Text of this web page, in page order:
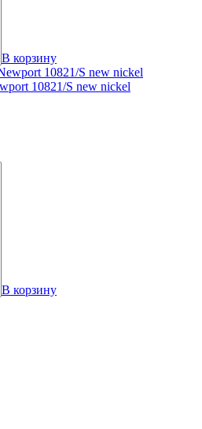
В корзину
10821/S new nickel
В корзину